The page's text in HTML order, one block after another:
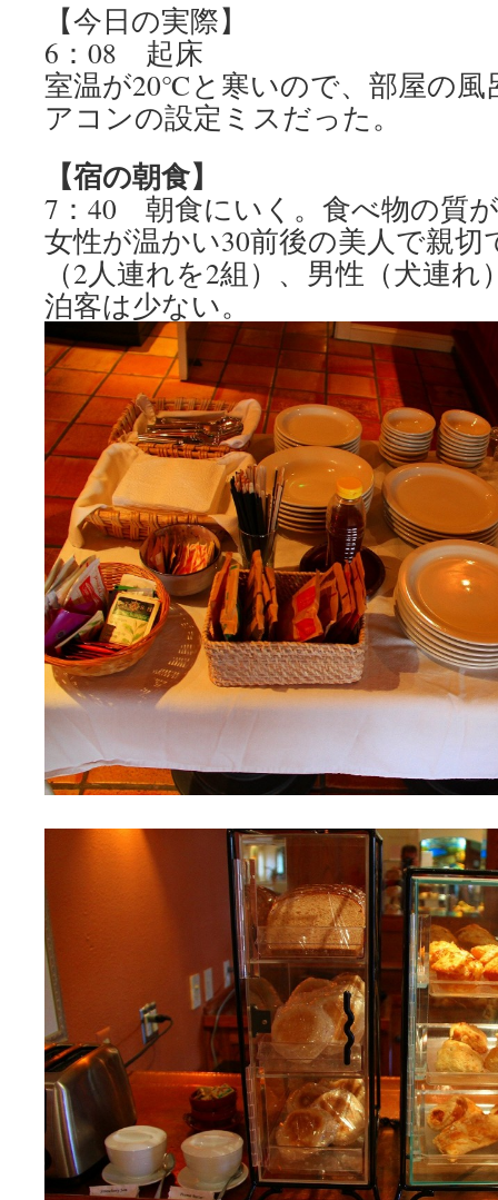
【今日の実際】
6：08 起床
室温が20℃と寒いので、部屋の風
アコンの設定ミスだった。
【宿の朝食】
7：40 朝食にいく。食べ物の質
女性が温かい30前後の美人で親切
（2人連れを2組）、男性（犬連
泊客は少ない。